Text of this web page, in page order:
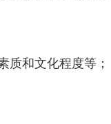
质和文化程度等；